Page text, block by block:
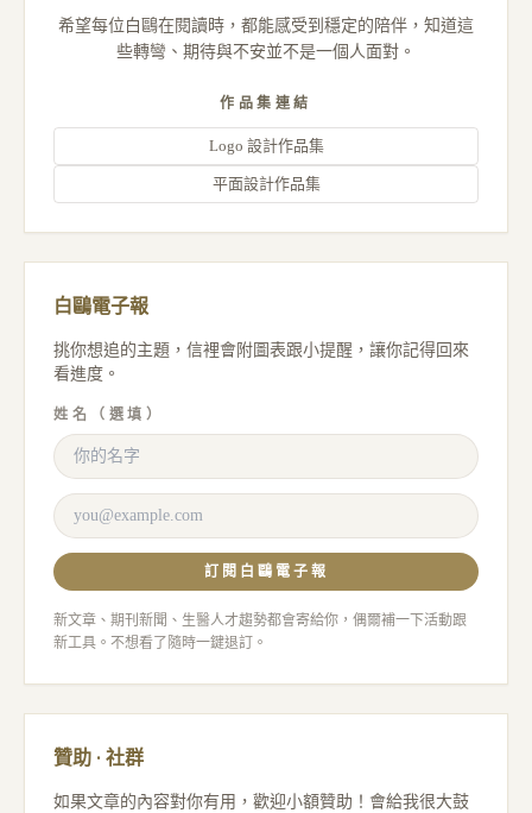
希望每位白鷗在閱讀時，都能感受到穩定的陪伴，知道這
些轉彎、期待與不安並不是一個人面對。
作品集連結
Logo 設計作品集
平面設計作品集
白鷗電子報
挑你想追的主題，信裡會附圖表跟小提醒，讓你記得回來
看進度。
姓名（選填）
訂閱白鷗電子報
新文章、期刊新聞、生醫人才趨勢都會寄給你，偶爾補一下活動跟
新工具。不想看了隨時一鍵退訂。
贊助 · 社群
如果文章的內容對你有用，歡迎小額贊助！會給我很大鼓